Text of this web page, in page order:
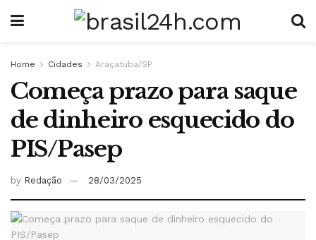
Home Cidades Araçatuba/SP
Começa prazo para saque
de dinheiro esquecido do
PIS/Pasep
by Redação 28/03/2025